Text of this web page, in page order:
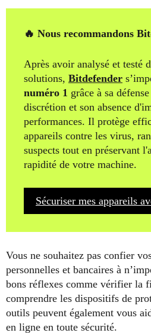
🔥 Nous recommandons
Après avoir analysé et testé
solutions, Bitdefender
numéro 1 grâce à sa
discrétion et son absence
performances. Il protège
appareils contre les virus,
suspects tout en préservant
rapidité de votre machine.
Sécuriser mes appareils
Vous ne souhaitez pas confier
personnelles et bancaires à
bons réflexes comme vérifier la
comprendre les dispositifs de
outils peuvent également vous
en ligne en toute sécurité.